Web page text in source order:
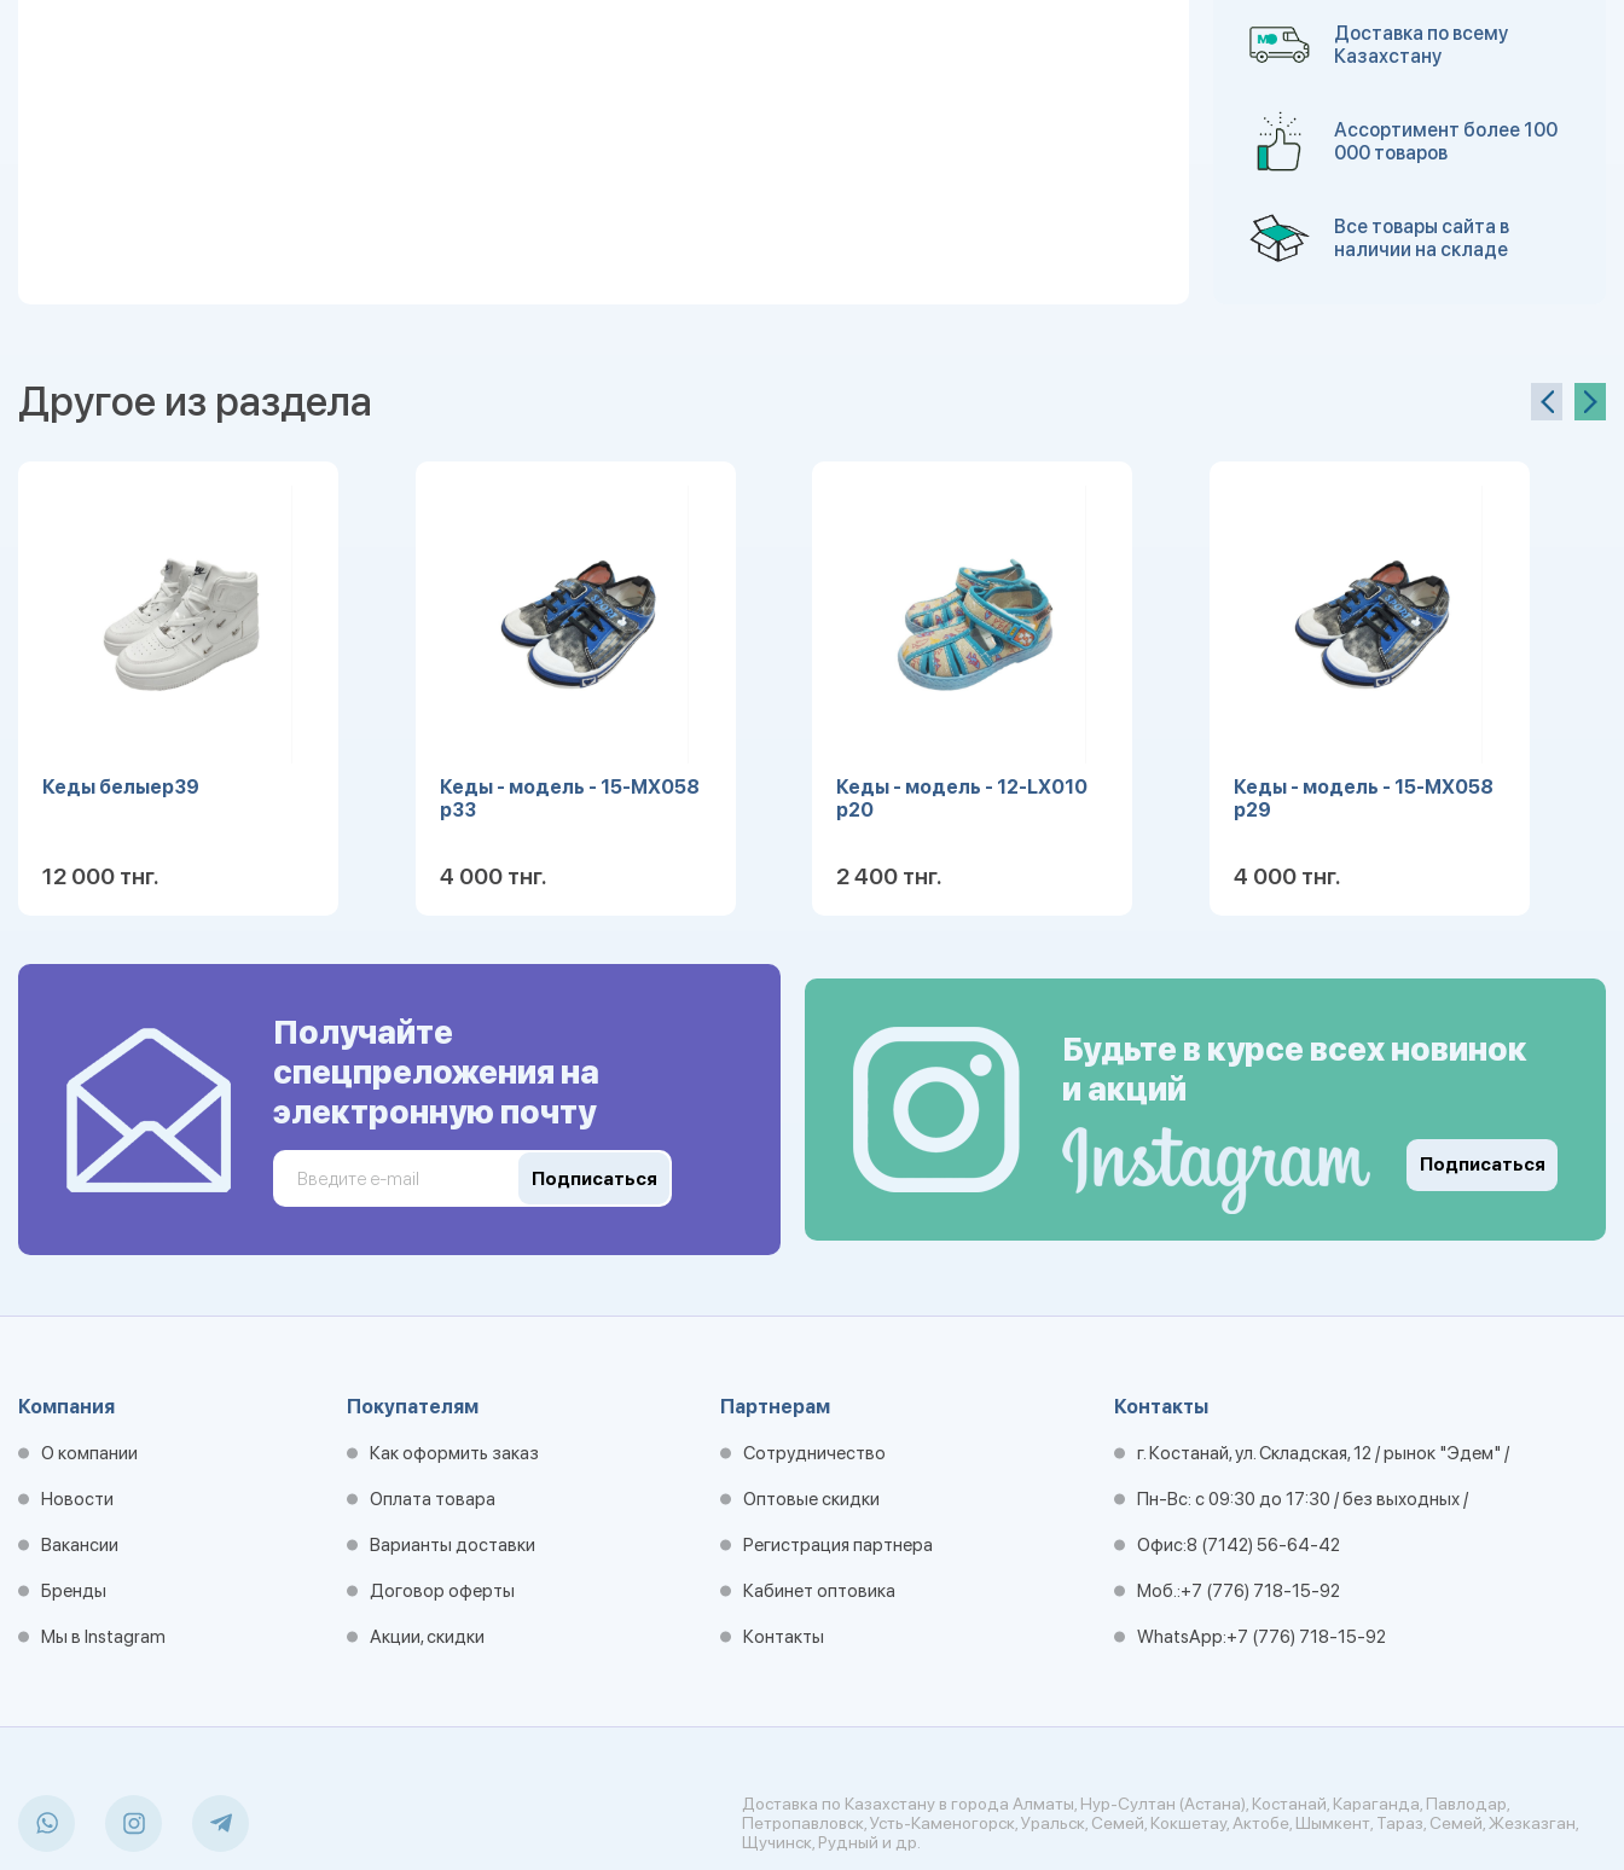
Доставка по всему
Казахстану
Ассортимент более 100
000 товаров
Все товары сайта в
наличии на складе
Другое из раздела
Кеды белыер39
12 000 тнг.
Кеды - модель - 15-MX058
р33
4 000 тнг.
Кеды - модель - 12-LX010
р20
2 400 тнг.
Кеды - модель - 15-MX058
р29
4 000 тнг.
Получайте
спецпреложения на
электронную почту
Подписаться
Будьте в курсе всех новинок
и акций
Подписаться
Компания
О компании
Новости
Вакансии
Бренды
Мы в Instagram
Покупателям
Как оформить заказ
Оплата товара
Варианты доставки
Договор оферты
Акции, скидки
Партнерам
Сотрудничество
Оптовые скидки
Регистрация партнера
Кабинет оптовика
Контакты
Контакты
г. Костанай, ул. Складская, 12 / рынок "Эдем" /
Пн-Вс: с 09:30 до 17:30 / без выходных /
Офис:8 (7142) 56-64-42
Моб.:+7 (776) 718-15-92
WhatsApp:+7 (776) 718-15-92
Доставка по Казахстану в города Алматы, Нур-Султан (Астана), Костанай, Караганда, Павлодар,
Петропавловск, Усть-Каменогорск, Уральск, Семей, Кокшетау, Актобе, Шымкент, Тараз, Семей, Жезказган,
Щучинск, Рудный и др.